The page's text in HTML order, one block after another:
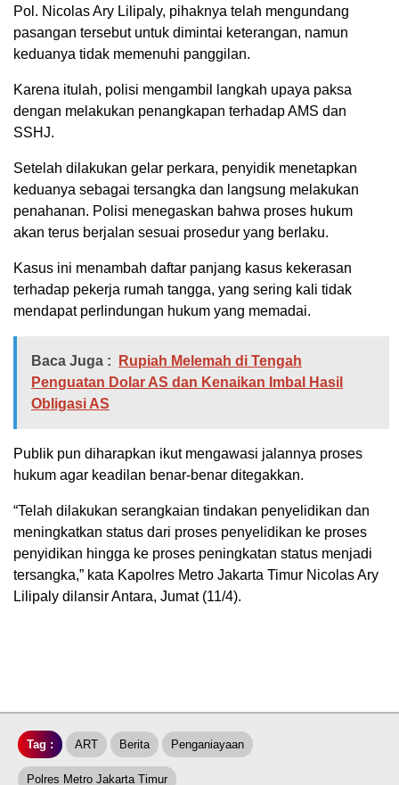
Pol. Nicolas Ary Lilipaly, pihaknya telah mengundang
pasangan tersebut untuk dimintai keterangan, namun
keduanya tidak memenuhi panggilan.
Karena itulah, polisi mengambil langkah upaya paksa
dengan melakukan penangkapan terhadap AMS dan
SSHJ.
Setelah dilakukan gelar perkara, penyidik menetapkan
keduanya sebagai tersangka dan langsung melakukan
penahanan. Polisi menegaskan bahwa proses hukum
akan terus berjalan sesuai prosedur yang berlaku.
Kasus ini menambah daftar panjang kasus kekerasan
terhadap pekerja rumah tangga, yang sering kali tidak
mendapat perlindungan hukum yang memadai.
Baca Juga :
Rupiah Melemah di Tengah
Penguatan Dolar AS dan Kenaikan Imbal Hasil
Obligasi AS
Publik pun diharapkan ikut mengawasi jalannya proses
hukum agar keadilan benar-benar ditegakkan.
“Telah dilakukan serangkaian tindakan penyelidikan dan
meningkatkan status dari proses penyelidikan ke proses
penyidikan hingga ke proses peningkatan status menjadi
tersangka,” kata Kapolres Metro Jakarta Timur Nicolas Ary
Lilipaly dilansir Antara, Jumat (11/4).
Tag : ART Berita Penganiayaan
Polres Metro Jakarta Timur